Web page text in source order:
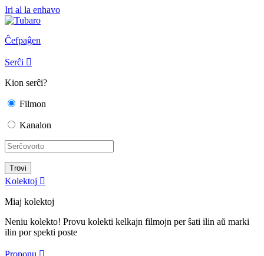
Iri al la enhavo
Ĉefpaĝen
Serĉi 
Kion serĉi?
Filmon
Kanalon
Kolektoj 
Miaj kolektoj
Neniu kolekto! Provu kolekti kelkajn filmojn per ŝati ilin aŭ marki
ilin por spekti poste
Proponu 